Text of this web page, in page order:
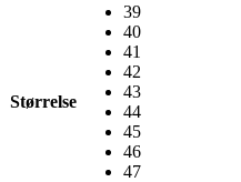
Størrelse
39
40
41
42
43
44
45
46
47